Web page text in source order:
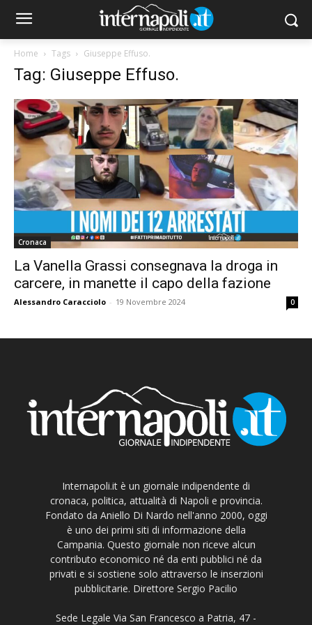
Home Tags Giuseppe Effuso.
Tag: Giuseppe Effuso.
Cronaca
La Vanella Grassi consegnava la droga in
carcere, in manette il capo della fazione
Alessandro Caracciolo - 19 Novembre 2024 0
Internapoli.it è un giornale indipendente di
cronaca, politica, attualità di Napoli e provincia.
Fondato da Aniello Di Nardo nell'anno 2000, oggi
è uno dei primi siti di informazione della
Campania. Questo giornale non riceve alcun
contributo economico né da enti pubblici né da
privati e si sostiene solo attraverso le inserzioni
pubblicitarie. Direttore Sergio Pacilio
Sede Legale Via San Francesco a Patria, 47 -